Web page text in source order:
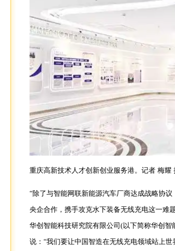
重庆高新技术人才创新创业服务港。记者 梅耀
“除了与智能网联新能源汽车厂商达成战略协
央企合作，携手攻克水下装备无线充电这一难
华创智能科技研究院有限公司(以下简称华创
说：“我们要让中国智造在无线充电领域站上